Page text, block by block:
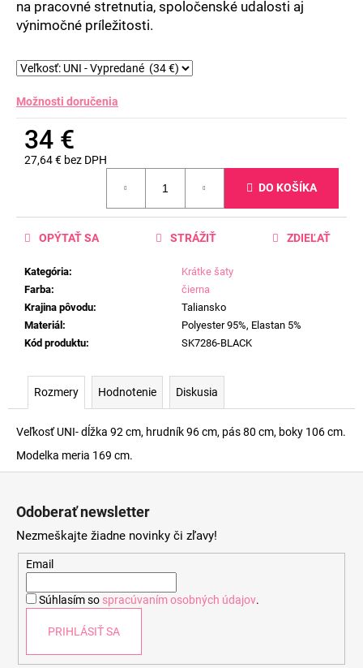
na pracovné stretnutia, spoločenské udalosti aj
výnimočné príležitosti.
Možnosti doručenia
34 €
27,64 € bez DPH
DO KOŠÍKA
Kategória:
Krátke šaty
Farba:
čierna
Krajina pôvodu:
Taliansko
Materiál:
Polyester 95%, Elastan 5%
Kód produktu: SK7286-BLACK
OPÝTAŤ SA STRÁŽIŤ ZDIEĽAŤ
Rozmery Hodnotenie Diskusia
Veľkosť UNI- dĺžka 92 cm, hrudník 96 cm, pás 80 cm, boky 106 cm.
Modelka meria 169 cm.
Odoberať newsletter
Nezmeškajte žiadne novinky či zľavy!
Email
Súhlasím so spracúvaním osobných údajov.
PRIHLÁSIŤ SA